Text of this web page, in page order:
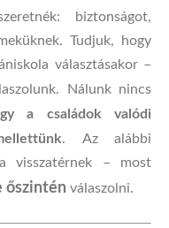
biztonságot,
Tudjuk, hogy
választásakor –
Nálunk nincs
a családok valódi
. Az alábbi
visszatérnek – most
őszintén válaszolni.